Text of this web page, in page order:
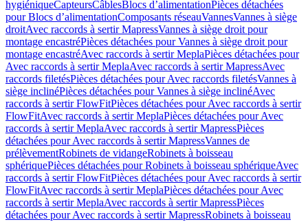
hygiéniqueCapteursCâblesBlocs d’alimentationPièces détachées
pour Blocs d’alimentationComposants réseauVannesVannes à siège
droitAvec raccords à sertir MapressVannes à siège droit pour
montage encastréPièces détachées pour Vannes à siège droit pour
montage encastréAvec raccords à sertir MeplaPièces détachées pour
Avec raccords à sertir MeplaAvec raccords à sertir MapressAvec
raccords filetésPièces détachées pour Avec raccords filetésVannes à
siège inclinéPièces détachées pour Vannes à siège inclinéAvec
raccords à sertir FlowFitPièces détachées pour Avec raccords à sertir
FlowFitAvec raccords à sertir MeplaPièces détachées pour Avec
raccords à sertir MeplaAvec raccords à sertir MapressPièces
détachées pour Avec raccords à sertir MapressVannes de
prélèvementRobinets de vidangeRobinets à boisseau
sphériquePièces détachées pour Robinets à boisseau sphériqueAvec
raccords à sertir FlowFitPièces détachées pour Avec raccords à sertir
FlowFitAvec raccords à sertir MeplaPièces détachées pour Avec
raccords à sertir MeplaAvec raccords à sertir MapressPièces
détachées pour Avec raccords à sertir MapressRobinets à boisseau